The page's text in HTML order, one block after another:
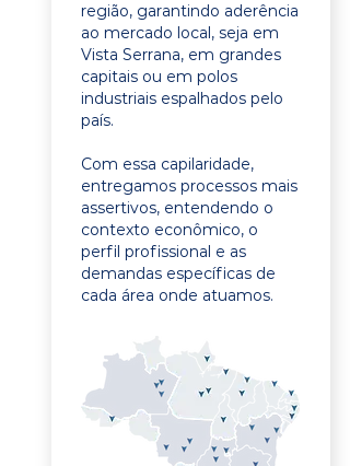
região, garantindo aderência
ao mercado local, seja em
Vista Serrana, em grandes
capitais ou em polos
industriais espalhados pelo
país.
Com essa capilaridade,
entregamos processos mais
assertivos, entendendo o
contexto econômico, o
perfil profissional e as
demandas específicas de
cada área onde atuamos.